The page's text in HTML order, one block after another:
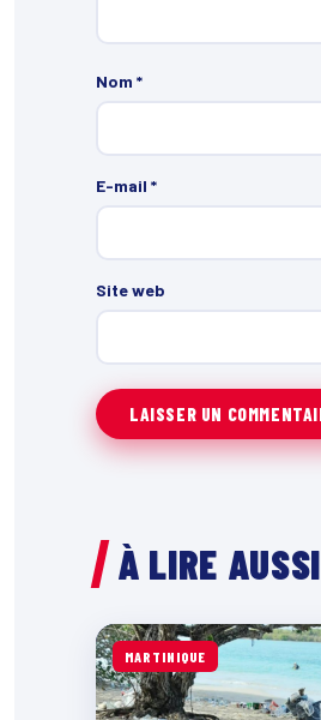
Nom *
E-mail *
Site web
À LIRE AUSSI
MARTINIQUE